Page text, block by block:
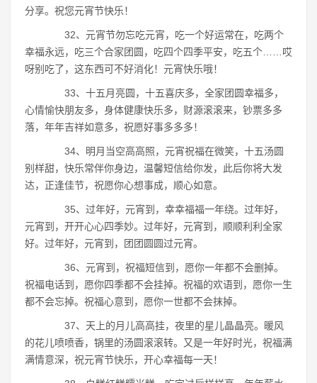
分享。祝您元宵节快乐！
32、元宵节勿忘吃元宵，吃一个好运常在，吃两个
幸福永远，吃三个合家团圆，吃四个四季平安，吃五个……哎
呀别吃了，这东西可不好消化！元宵快乐哦！
33、十五月亮圆，十五喜庆多，全家团圆幸福多，
心情愉快朋友多，身体健康快乐多，财源滚滚来，钞票多多
落，年年吉祥如意多，祝愿好事多多多！
34、明月当空高高照，元宵祝福在微笑，十五汤圆
别样甜，快乐常伴你身边，温馨短信给你发，此后你将大发
达，正逢佳节，祝愿你心想事成，顺心如意。
35、过年好，元宵到，幸幸福福一年绕。过年好，
元宵到，开开心心四季妙。过年好，元宵到，顺顺利利全家
好。过年好，元宵到，团团圆圆过元宵。
36、元宵到，祝福短信到，愿你一年都不会删掉。
祝福电话到，愿你四季都不会挂掉。祝福的欢语到，愿你一生
都不会忘掉。祝福心意到，愿你一世都不会抹掉。
37、天上的月儿高高挂，夜里的星儿晶晶亮。暖风
的花儿喷喷香，锅里的汤圆滚滚转。又是一年好时光，祝福满
满情意深，祝元宵节快乐，开心幸福每一天！